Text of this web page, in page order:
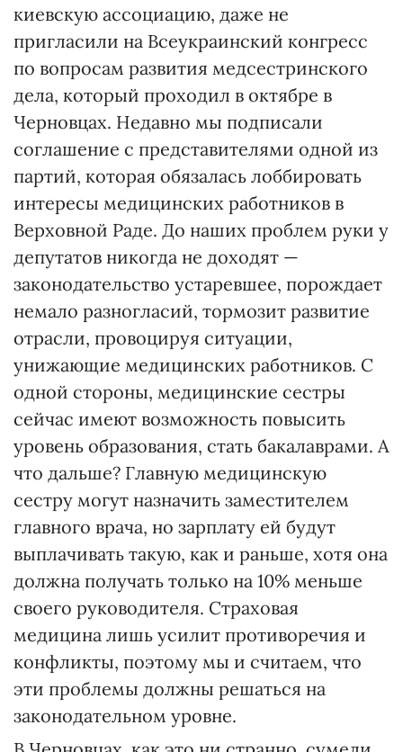
киевскую ассоциацию, даже не
пригласили на Всеукраинский конгресс
по вопросам развития медсестринского
дела, который проходил в октябре в
Черновцах. Недавно мы подписали
соглашение с представителями одной из
партий, которая обязалась лоббировать
интересы медицинских работников в
Верховной Раде. До наших проблем руки у
депутатов никогда не доходят —
законодательство устаревшее, порождает
немало разногласий, тормозит развитие
отрасли, провоцируя ситуации,
унижающие медицинских работников. С
одной стороны, медицинские сестры
сейчас имеют возможность повысить
уровень образования, стать бакалаврами. А
что дальше? Главную медицинскую
сестру могут назначить заместителем
главного врача, но зарплату ей будут
выплачивать такую, как и раньше, хотя она
должна получать только на 10% меньше
своего руководителя. Стра­ховая
медицина лишь усилит противоречия и
конфликты, поэтому мы и считаем, что
эти проблемы должны решаться на
законодательном уровне.